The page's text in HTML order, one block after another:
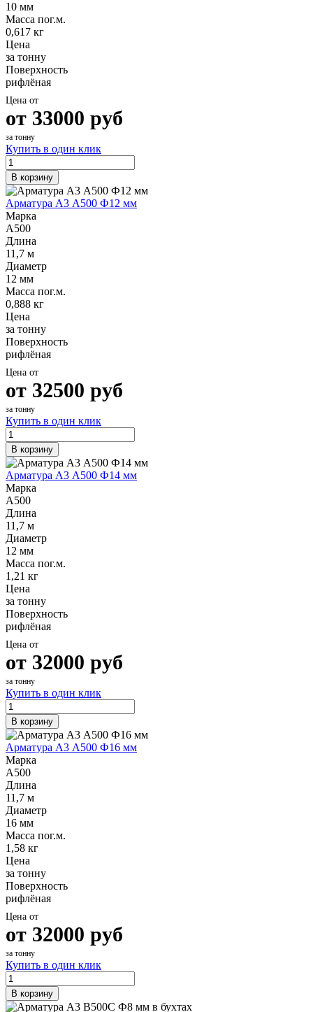
10 мм
Масса пог.м.
0,617 кг
Цена
за тонну
Поверхность
рифлёная
Цена от
от 33000 руб
за тонну
Купить в один клик
В корзину
Арматура А3 А500 Ф12 мм
Марка
А500
Длина
11,7 м
Диаметр
12 мм
Масса пог.м.
0,888 кг
Цена
за тонну
Поверхность
рифлёная
Цена от
от 32500 руб
за тонну
Купить в один клик
В корзину
Арматура А3 А500 Ф14 мм
Марка
А500
Длина
11,7 м
Диаметр
12 мм
Масса пог.м.
1,21 кг
Цена
за тонну
Поверхность
рифлёная
Цена от
от 32000 руб
за тонну
Купить в один клик
В корзину
Арматура А3 А500 Ф16 мм
Марка
А500
Длина
11,7 м
Диаметр
16 мм
Масса пог.м.
1,58 кг
Цена
за тонну
Поверхность
рифлёная
Цена от
от 32000 руб
за тонну
Купить в один клик
В корзину